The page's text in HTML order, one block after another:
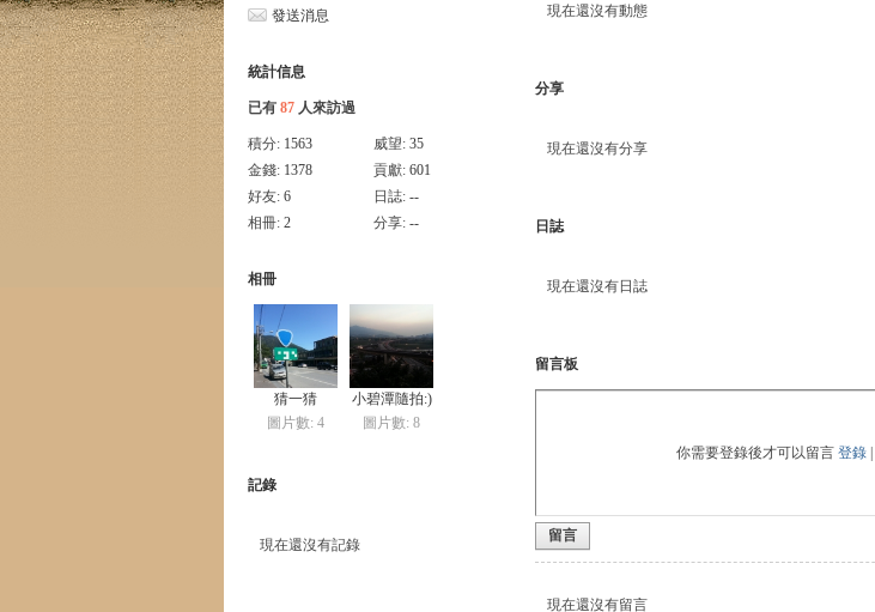
發送消息
統計信息
已有 87 人來訪過
積分: 1563 威望: 35
金錢: 1378 貢獻: 601
好友: 6 日誌: --
相冊: 2 分享: --
相冊
猜一猜
圖片數: 4
小碧潭隨拍:)
圖片數: 8
記錄
現在還沒有記錄
現在還沒有動態
分享
現在還沒有分享
日誌
現在還沒有日誌
留言板
你需要登錄後才可以留言 登錄|
留言
現在還沒有留言